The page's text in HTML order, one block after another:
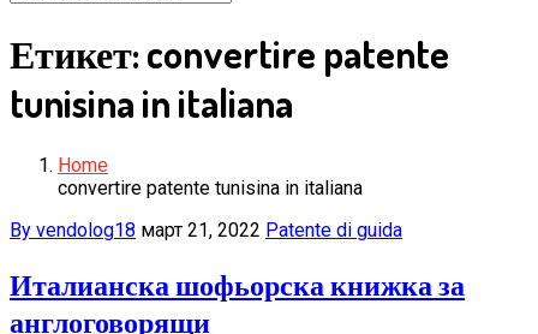
Етикет:convertire patente
tunisina in italiana
Home
convertire patente tunisina in italiana
By vendolog18 март 21, 2022 Patente di guida
Италианска шофьорска книжка за
англоговорящи